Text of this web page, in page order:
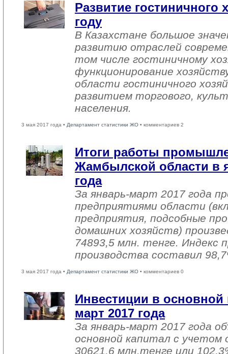
Развитие гостиничного
году
В Казахстане большое
развитию отраслей
том числе гостиничному
функционирование
области гостиничного
развитием торгового,
населения.
3 мая 2017 года • Департамент статистики ЖО • комментариев 2
Итоги работы
Жамбылской области в
года
За январь-март 2017 года
предприятиями области
предприятия, подсобные
домашних хозяйств)
74893,5 млн. тенге. Индекс
производства составил
3 мая 2017 года • Департамент статистики ЖО • комментариев 0
Инвестиции в основной
март 2017 года
За январь-март 2017 года
основной капитал с учетом
30621,6 млн.тенге или